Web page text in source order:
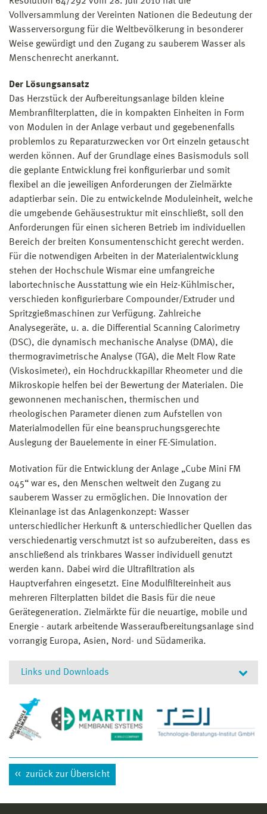
Vollversammlung der Vereinten Nationen die Bedeutung der
Wasserversorgung für die Weltbevölkerung in besonderer
Weise gewürdigt und den Zugang zu sauberem Wasser als
Menschenrecht anerkannt.
Der Lösungsansatz
Das Herzstück der Aufbereitungsanlage bilden kleine
Membranfilterplatten, die in kompakten Einheiten in Form
von Modulen in der Anlage verbaut und gegebenenfalls
problemlos zu Reparaturzwecken vor Ort einzeln getauscht
werden können. Auf der Grundlage eines Basismoduls soll
die geplante Entwicklung frei konfigurierbar und somit
flexibel an die jeweiligen Anforderungen der Zielmärkte
adaptierbar sein. Die zu entwickelnde Moduleinheit, welche
die umgebende Gehäusestruktur mit einschließt, soll den
Anforderungen für einen sicheren Betrieb im individuellen
Bereich der breiten Konsumentenschicht gerecht werden.
Für die notwendigen Arbeiten in der Materialentwicklung
stehen der Hochschule Wismar eine umfangreiche
labortechnische Ausstattung wie ein Heiz-Kühlmischer,
verschieden konfigurierbare Compounder/Extruder und
Spritzgießmaschinen zur Verfügung. Zahlreiche
Analysegeräte, u. a. die Differential Scanning Calorimetry
(DSC), die dynamisch mechanische Analyse (DMA), die
thermogravimetrische Analyse (TGA), die Melt Flow Rate
(Viskosimeter), ein Hochdruckkapillar Rheometer und die
Mikroskopie helfen bei der Bewertung der Materialen. Die
gewonnenen mechanischen, thermischen und
rheologischen Parameter dienen zum Aufstellen von
Materialmodellen für eine beanspruchungsgerechte
Auslegung der Bauelemente in einer FE-Simulation.
Motivation für die Entwicklung der Anlage „Cube Mini FM
045“ war es, den Menschen weltweit den Zugang zu
sauberem Wasser zu ermöglichen. Die Innovation der
Kleinanlage ist das Anlagenkonzept: Wasser
unterschiedlicher Herkunft & unterschiedlicher Quellen das
verschiedenartig verschmutzt ist so aufzubereiten, dass es
anschließend als trinkbares Wasser individuell genutzt
werden kann. Dabei wird die Ultrafiltration als
Hauptverfahren eingesetzt. Eine Modulfiltereinheit aus
mehreren Filterplatten bildet die Basis für die neue
Gerätegeneration. Zielmärkte für die neuartige, mobile und
Energie - autark arbeitende Wasseraufbereitungsanlage sind
vorrangig Europa, Asien, Nord- und Südamerika.
Links und Downloads
Links
Projektleiterin Prof. Dr.-Ing. Daniela Schwerdt
zurück zur Übersicht